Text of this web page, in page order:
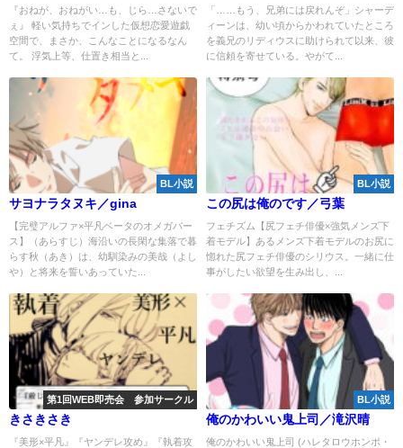
くユラユラと～／壱度木里乃
『おねが、おねがい…も、じら…さないで
ぇ』 軽い気持ちでインした仮想恋愛遊戯
空間で、まさか、こんなことになるなん
て。 浮気上等、仕置き相当と...
「……もう、兄弟には戻れんぞ」シャーデ
ィーンは、幼い頃からかわれていたところ
を義兄のリディウスに助けられて以来、彼
に信頼を寄せている。やがて...
BL小説
サヨナラタヌキ／gina
【完璧アルファ×平凡ベータのオメガバー
ス】（あらすじ）海沿いの長閑な集落で暮
らす秋（あき）は、幼馴染みの美哉（よし
や）と将来を誓いあっていた...
BL小説
この尻は俺のです／弓葉
フェチズム【尻フェチ俳優×強気メンズ下
着モデル】あるメンズ下着モデルのお尻に
惚れた尻フェチ俳優のシリウス。一緒に仕
事がしたい欲望を生み出し、...
第1回WEB即売会 参加サークル
きさきさき
『美形×平凡』『ヤンデレ攻め』『執着攻
BL小説
俺のかわいい鬼上司／滝沢晴
俺のかわいい鬼上司 (ハレタロウホンポ・